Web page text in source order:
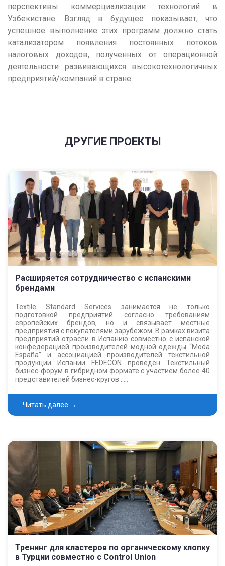
перспективы коммерциализации технологий в
Узбекистане. Взгляд в будущее показывает, что
успешное выполнение этих программ должно стать
катализатором появления постоянных потоков
налоговых доходов, полученных от операционной
деятельности развивающихся высокотехнологичных
предприятий/компаний в стране.
ДРУГИЕ ПРОЕКТЫ
Расширяется сотрудничество с испанскими
брендами
Textile Standard Services занимается не только
подготовкой предприятий согласно требованиям
европейских брендов, но и связывает местные
предприятия с покупателями зарубежом. В рамках визита
предприятий отрасли в Испанию совместно с испанской
конфедерацией производителей модной одежды “Moda
España” и ассоциацией производителей текстильной
продукции Испании FEDECON проведён Текстильный
бизнес-форум в гибридном формате с участием более 40
представителей бизнес-кругов …..
Читать далее →
Тренинг для кластеров по органическому хлопку
в Турции совместно с Control Union